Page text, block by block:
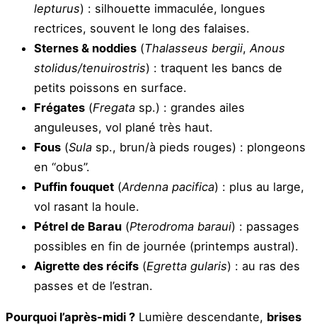
lepturus) : silhouette immaculée, longues
rectrices, souvent le long des falaises.
Sternes & noddies (Thalasseus bergii, Anous
stolidus/tenuirostris) : traquent les bancs de
petits poissons en surface.
Frégates (Fregata sp.) : grandes ailes
anguleuses, vol plané très haut.
Fous (Sula sp., brun/à pieds rouges) : plongeons
en “obus”.
Puffin fouquet (Ardenna pacifica) : plus au large,
vol rasant la houle.
Pétrel de Barau (Pterodroma baraui) : passages
possibles en fin de journée (printemps austral).
Aigrette des récifs (Egretta gularis) : au ras des
passes et de l’estran.
Pourquoi l’après-midi ? Lumière descendante, brises